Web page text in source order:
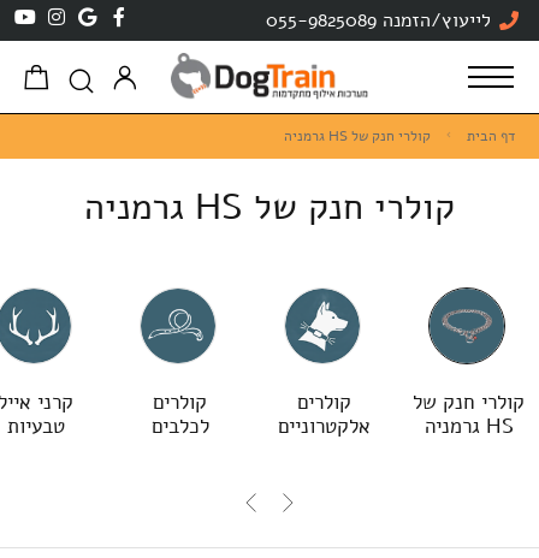
לייעוץ/הזמנה 055-9825089
דף הבית קולרי חנק של HS גרמניה
קולרי חנק של HS גרמניה
קולרי חנק של
HS גרמניה
קולרים
אלקטרוניים
קולרים
לכלבים
קרני
טבעיות